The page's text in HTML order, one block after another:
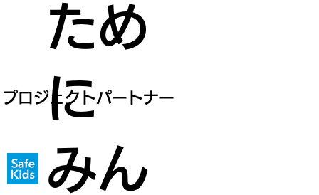
ため
に
みん
プロジェクトパートナー